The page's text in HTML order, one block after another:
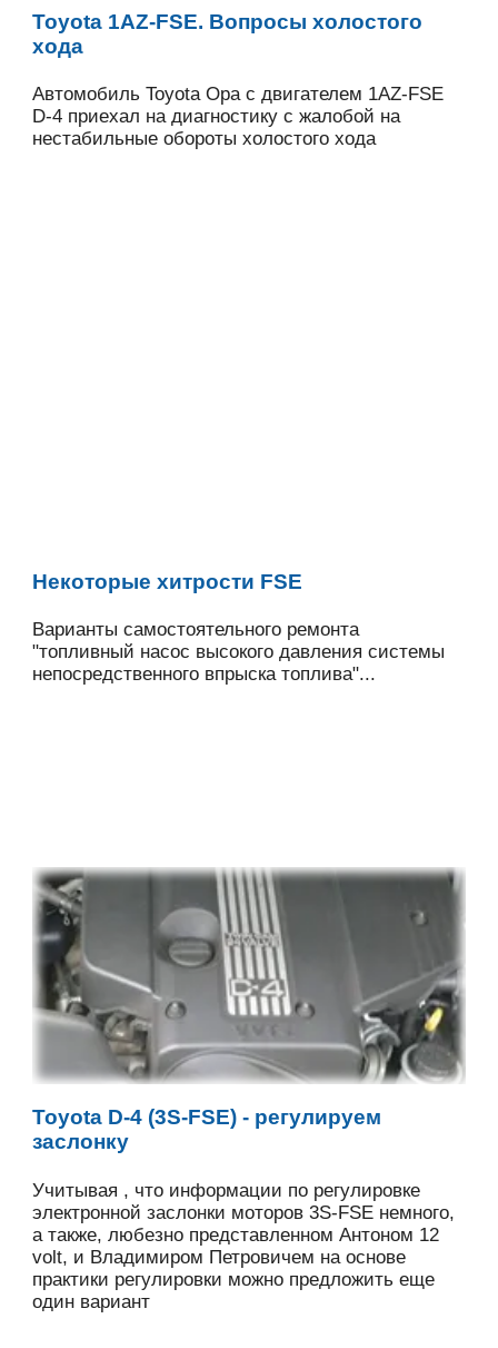
Toyota 1AZ-FSE. Вопросы холостого
хода
Автомобиль Toyota Opa с двигателем 1AZ-FSE
D-4 приехал на диагностику с жалобой на
нестабильные обороты холостого хода
Некоторые хитрости FSE
Варианты самостоятельного ремонта
"топливный насос высокого давления системы
непосредственного впрыска топлива"...
Toyota D-4 (3S-FSE) - регулируем
заслонку
Учитывая , что информации по регулировке
электронной заслонки моторов 3S-FSE немного,
а также, любезно представленном Антоном 12
volt, и Владимиром Петровичем на основе
практики регулировки можно предложить еще
один вариант